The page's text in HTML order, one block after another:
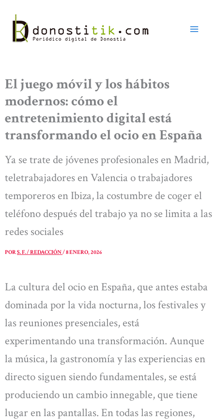
contenido
El juego móvil y los hábitos
modernos: cómo el
entretenimiento digital está
transformando el ocio en España
Ya se trate de jóvenes profesionales en Madrid,
teletrabajadores en Valencia o trabajadores
temporeros en Ibiza, la costumbre de coger el
teléfono después del trabajo ya no se limita a las
redes sociales
PORS. F. / REDACCIÓN/8 ENERO, 2026
La cultura del ocio en España, que antes estaba
dominada por la vida nocturna, los festivales y
las reuniones presenciales, está
experimentando una transformación. Aunque
la música, la gastronomía y las experiencias en
directo siguen siendo fundamentales, se está
produciendo un cambio innegable, que tiene
lugar en las pantallas. En todas las regiones,